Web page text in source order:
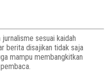
sesuai kaidah
berita disajikan tidak saja
mampu membangkitkan